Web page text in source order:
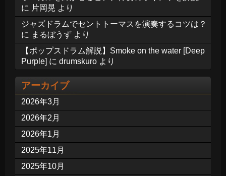
に 片岡晃 より
ジャズドラムでセントトーマスを演奏するコツは？
に まるぼうず より
【ポップスドラム解説】Smoke on the water [Deep
Purple] に drumskuro より
アーカイブ
2026年3月
2026年2月
2026年1月
2025年11月
2025年10月